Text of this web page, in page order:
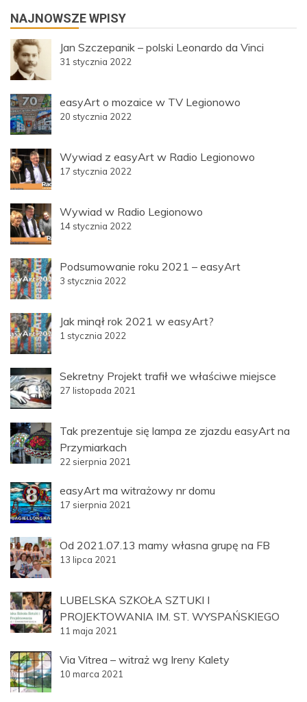
NAJNOWSZE WPISY
Jan Szczepanik – polski Leonardo da Vinci
31 stycznia 2022
easyArt o mozaice w TV Legionowo
20 stycznia 2022
Wywiad z easyArt w Radio Legionowo
17 stycznia 2022
Wywiad w Radio Legionowo
14 stycznia 2022
Podsumowanie roku 2021 – easyArt
3 stycznia 2022
Jak minął rok 2021 w easyArt?
1 stycznia 2022
Sekretny Projekt trafił we właściwe miejsce
27 listopada 2021
Tak prezentuje się lampa ze zjazdu easyArt na
Przymiarkach
22 sierpnia 2021
easyArt ma witrażowy nr domu
17 sierpnia 2021
Od 2021.07.13 mamy własna grupę na FB
13 lipca 2021
LUBELSKA SZKOŁA SZTUKI I
PROJEKTOWANIA IM. ST. WYSPAŃSKIEGO
11 maja 2021
Via Vitrea – witraż wg Ireny Kalety
10 marca 2021